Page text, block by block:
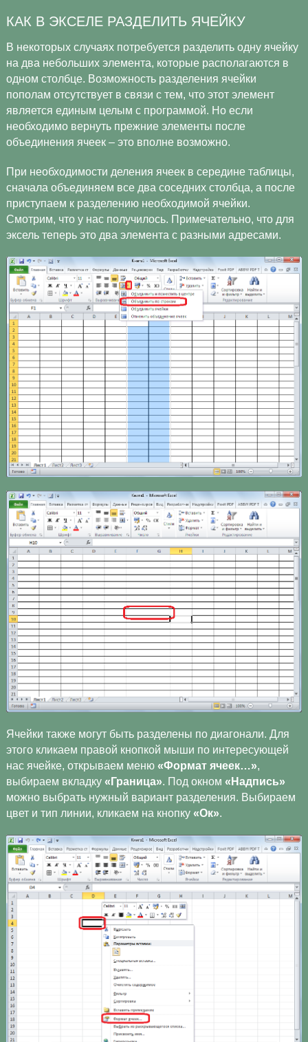
КАК В ЭКСЕЛЕ РАЗДЕЛИТЬ ЯЧЕЙКУ
В некоторых случаях потребуется разделить одну ячейку
на два небольших элемента, которые располагаются в
одном столбце. Возможность разделения ячейки
пополам отсутствует в связи с тем, что этот элемент
является единым целым с программой. Но если
необходимо вернуть прежние элементы после
объединения ячеек – это вполне возможно.
При необходимости деления ячеек в середине таблицы,
сначала объединяем все два соседних столбца, а после
приступаем к разделению необходимой ячейки.
Смотрим, что у нас получилось. Примечательно, что для
эксель теперь это два элемента с разными адресами.
Ячейки также могут быть разделены по диагонали. Для
этого кликаем правой кнопкой мыши по интересующей
нас ячейке, открываем меню «Формат ячеек…»,
выбираем вкладку «Граница». Под окном «Надпись»
можно выбрать нужный вариант разделения. Выбираем
цвет и тип линии, кликаем на кнопку«Ок».